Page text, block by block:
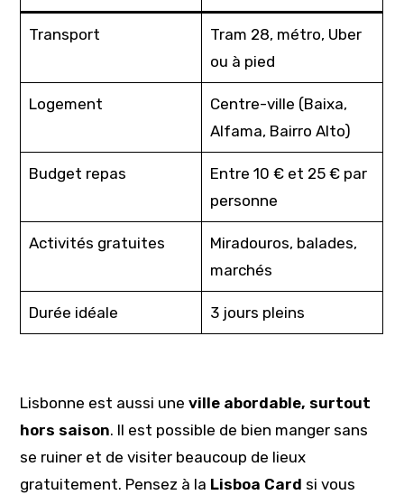
Transport
Tram 28, métro, Uber
ou à pied
Logement
Centre-ville (Baixa,
Alfama, Bairro Alto)
Budget repas
Entre 10 € et 25 € par
personne
Activités gratuites
Miradouros, balades,
marchés
Durée idéale 3 jours pleins
Lisbonne est aussi uneville abordable, surtout
hors saison. Il est possible de bien manger sans
se ruiner et de visiter beaucoup de lieux
gratuitement. Pensez à la Lisboa Card si vous